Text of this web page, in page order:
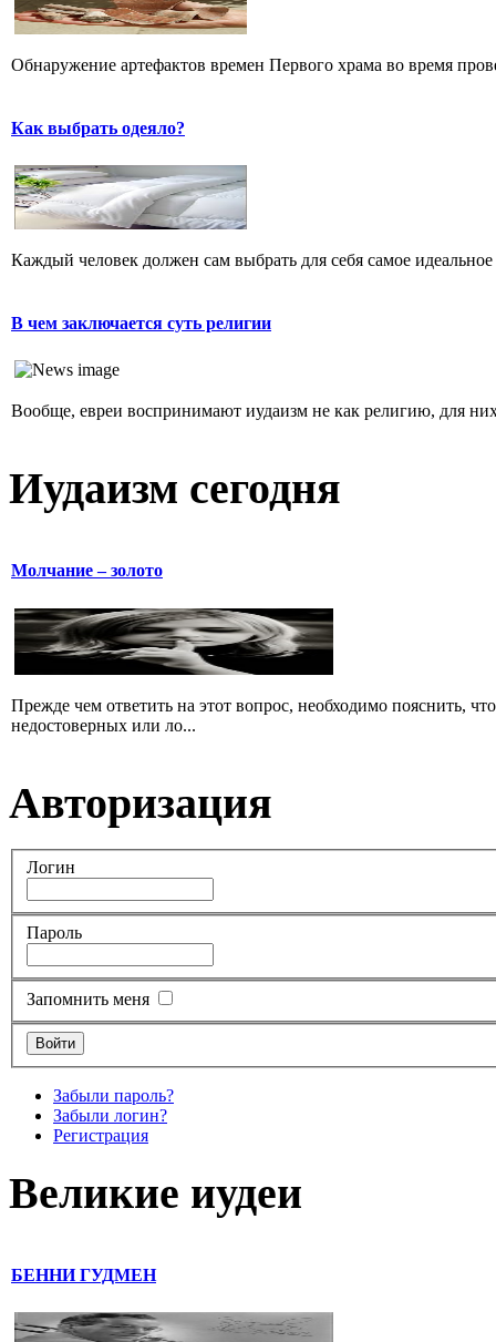
Обнаружение артефактов времен Первого храма во время
Как выбрать одеяло?
Каждый человек должен сам выбрать для себя самое
В чем заключается суть религии
Вообще, евреи воспринимают иудаизм не как религию, для
Иудаизм сегодня
Молчание – золото
Прежде чем ответить на этот вопрос, необходимо пояснить,
недостоверных или ло...
Авторизация
Логин
Пароль
Запомнить меня
Забыли пароль?
Забыли логин?
Регистрация
Великие иудеи
БЕННИ ГУДМЕН